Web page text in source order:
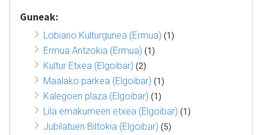
Guneak:
Lobiano Kulturgunea (Ermua) (1)
Ermua Antzokia (Ermua) (1)
Kultur Etxea (Elgoibar) (2)
Maalako parkea (Elgoibar) (1)
Kalegoen plaza (Elgoibar) (1)
Lila emakumeen etxea (Elgoibar) (1)
Jubilatuen Biltokia (Elgoibar) (5)